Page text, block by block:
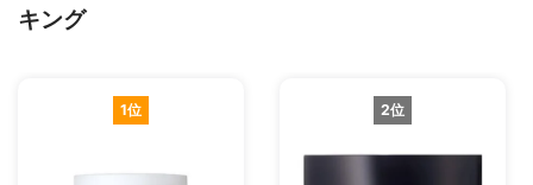
キング
1位 2位